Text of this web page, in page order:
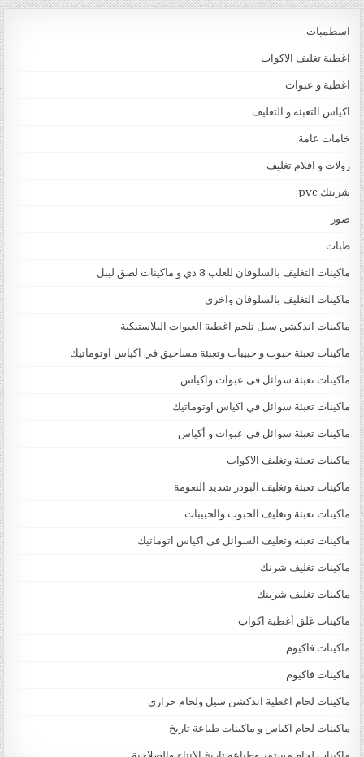
اسطمبات
اغطية تغليف الاكواب
اغطية و عبوات
اكياس التعبئة و التغليف
خامات عامة
رولات و افلام تغليف
شرينك pvc
صور
طبات
ماكينات التغليف بالسلوفان للعلب 3 دي و ماكينات لصق ليبل
ماكينات التغليف بالسلوفان واخرى
ماكينات اندكشن سيل تلحم اغطية العبوات البلاستيكية
ماكينات تعبئة حبوب و حبيبات وتعبئة مساحيق في اكياس اوتوماتيك
ماكينات تعبئة سوائل فى عبوات واكياس
ماكينات تعبئة سوائل في اكياس اوتوماتيك
ماكينات تعبئة سوائل في عبوات و أكياس
ماكينات تعبئة وتغليف الاكواب
ماكينات تعبئة وتغليف البودر شديد النعومة
ماكينات تعبئة وتغليف الحبوب والحبيبات
ماكينات تعبئة وتغليف السوائل فى اكياس اتوماتيك
ماكينات تغليف شرنك
ماكينات تغليف شرينك
ماكينات غلق أغطية اكواب
ماكينات فاكيوم
ماكينات فاكيوم
ماكينات لحام اغطية اندكشن سيل ولحام حرارى
ماكينات لحام اكياس و ماكينات طباعة تاريخ